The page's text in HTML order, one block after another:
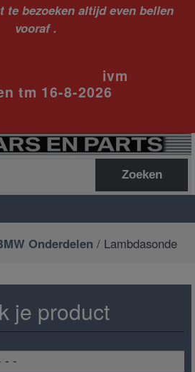
te bezoeken altijd even bellen
vooraf .
tm 16-8-2026
Zoeken
Onderdelen / Lambdasonde
je product